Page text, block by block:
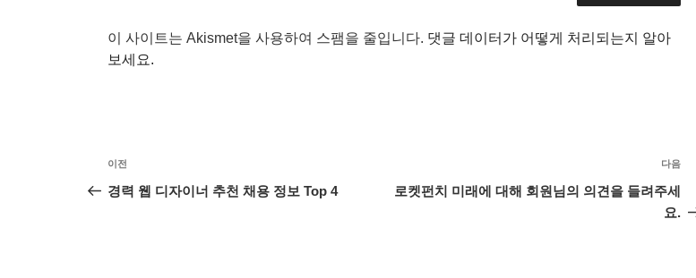
이 사이트는 Akismet을 사용하여 스팸을 줄입니다. 댓글 데이터가 어떻게 처리되는지 알아
보세요.
글
탐
이
전
이전
경력 웹 디자이너 추천 채용 정보 Top 4
다
글
다음
로켓펀치 미래에 대해 회원님의 의견을 들려주세
요.